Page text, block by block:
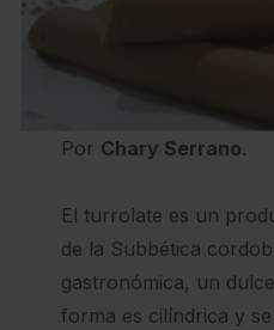
Por Chary Serrano.
El turrolate es un
de la Subbética
gastronómica, un
forma es cilíndrica y